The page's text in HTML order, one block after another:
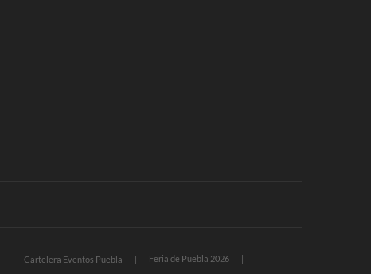
Cartelera Eventos Puebla
Feria de Puebla 2026